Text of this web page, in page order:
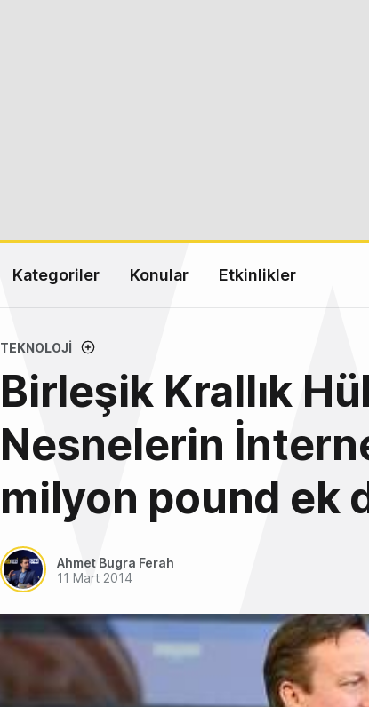
Kategoriler Konular Etkinlikler
TEKNOLOJI
Birleşik Krallık
Nesnelerin
milyon pound ek
Ahmet Bugra Ferah
11 Mart 2014